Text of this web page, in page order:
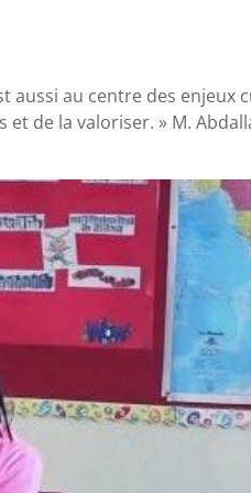
au centre des enjeux
de la valoriser. » M.